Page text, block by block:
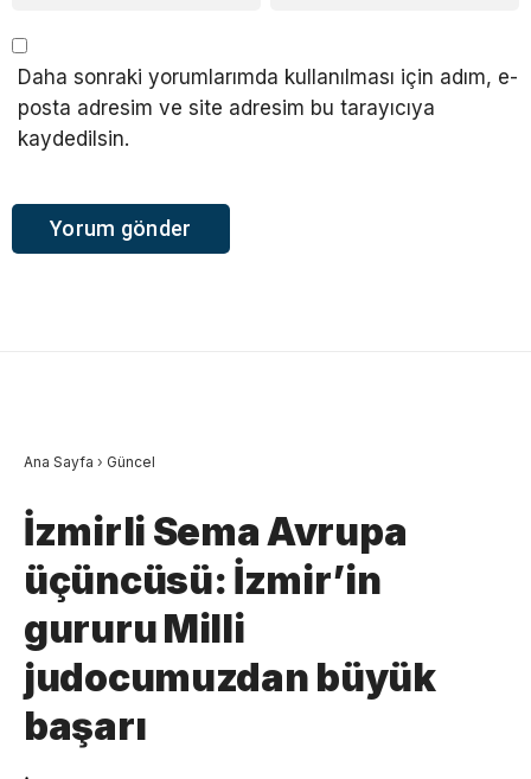
Daha sonraki yorumlarımda kullanılması için adım, e-
posta adresim ve site adresim bu tarayıcıya
kaydedilsin.
Ana Sayfa › Güncel
İzmirli Sema Avrupa
üçüncüsü: İzmir’in
gururu Milli
judocumuzdan büyük
başarı